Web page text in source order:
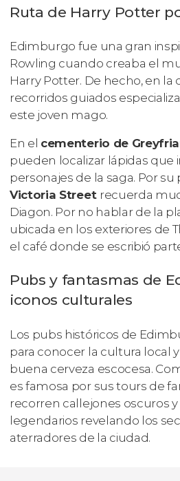
Ruta de Harry Potter
Edimburgo fue una gran
Rowling cuando creaba el
Harry Potter. De hecho, en la
recorridos guiados
este joven mago.
En el cementerio de
pueden localizar lápidas que
personajes de la saga. Por
Victoria Street recuerda
Diagon. Por no hablar de la
ubicada en los exteriores de
el café donde se escribió
Pubs y fantasmas de
iconos culturales
Los pubs históricos de
para conocer la cultura local
buena cerveza escocesa.
es famosa por sus tours de
recorren callejones oscuros
legendarios revelando los
aterradores de la ciudad.